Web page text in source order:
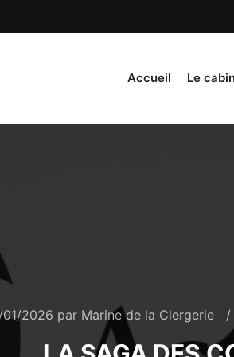
Accueil Le
01/2026 par Marine de la Clergerie